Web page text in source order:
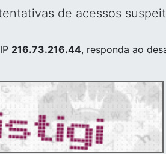
de acessos
216.73.216.44, responda ao